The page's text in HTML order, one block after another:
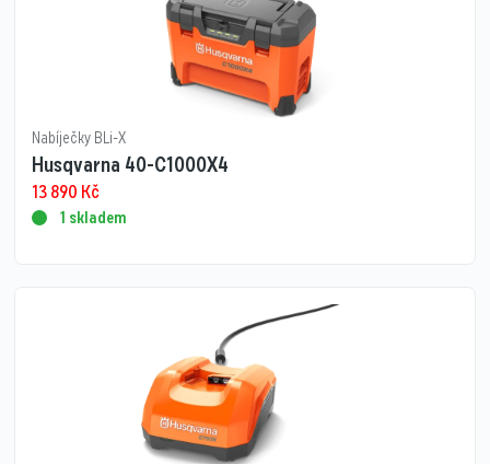
Nabíječky BLi-X
Husqvarna 40-C1000X4
13 890 Kč
1 skladem